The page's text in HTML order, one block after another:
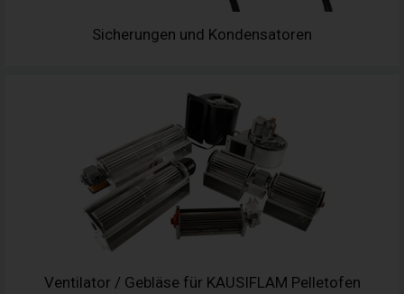
Sicherungen und Kondensatoren
Ventilator / Gebläse für KAUSIFLAM Pelletofen